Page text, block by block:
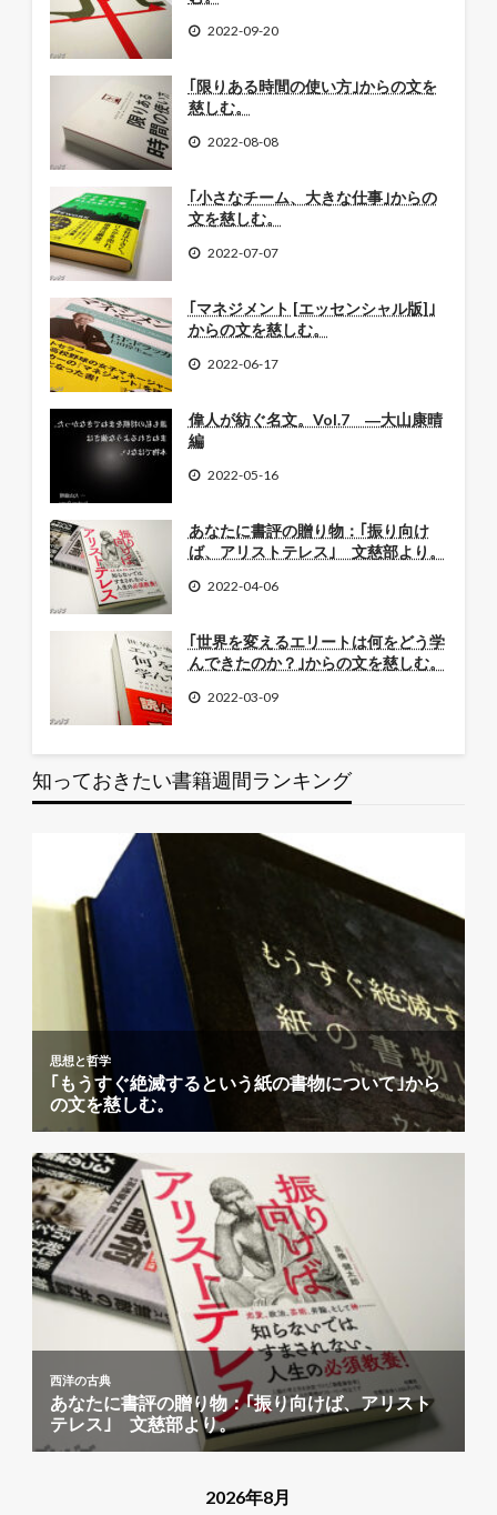
2022-09-20
｢限りある時間の使い方｣からの文を
慈しむ。
2022-08-08
｢小さなチーム、大きな仕事｣からの
文を慈しむ。
2022-07-07
｢マネジメント [エッセンシャル版]｣
からの文を慈しむ。
2022-06-17
偉人が紡ぐ名文。Vol.7 ―大山康晴
編
2022-05-16
あなたに書評の贈り物：｢振り向け
ば、アリストテレス｣ 文慈部より。
2022-04-06
｢世界を変えるエリートは何をどう学
んできたのか？｣からの文を慈しむ。
2022-03-09
知っておきたい書籍週間ランキング
2026年8月